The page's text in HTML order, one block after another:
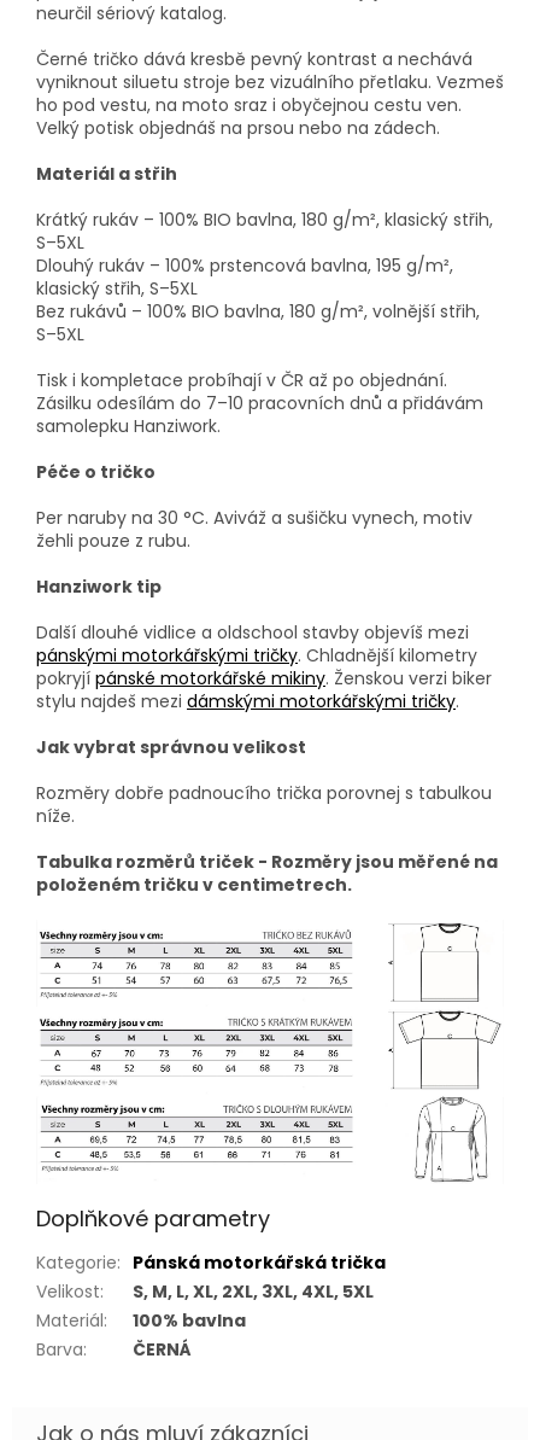
neurčil sériový katalog.
Černé tričko dává kresbě pevný kontrast a nechává
vyniknout siluetu stroje bez vizuálního přetlaku. Vezmeš
ho pod vestu, na moto sraz i obyčejnou cestu ven.
Velký potisk objednáš na prsou nebo na zádech.
Materiál a střih
Krátký rukáv – 100% BIO bavlna, 180 g/m², klasický střih,
S–5XL
Dlouhý rukáv – 100% prstencová bavlna, 195 g/m²,
klasický střih, S–5XL
Bez rukávů – 100% BIO bavlna, 180 g/m², volnější střih,
S–5XL
Tisk i kompletace probíhají v ČR až po objednání.
Zásilku odesílám do 7–10 pracovních dnů a přidávám
samolepku Hanziwork.
Péče o tričko
Per naruby na 30 °C. Aviváž a sušičku vynech, motiv
žehli pouze z rubu.
Hanziwork tip
Další dlouhé vidlice a oldschool stavby objevíš mezi
pánskými motorkářskými tričky. Chladnější kilometry
pokryjí pánské motorkářské mikiny. Ženskou verzi biker
stylu najdeš mezi dámskými motorkářskými tričky.
Jak vybrat správnou velikost
Rozměry dobře padnoucího trička porovnej s tabulkou
níže.
Tabulka rozměrů triček - Rozměry jsou měřené na
položeném tričku v centimetrech.
Doplňkové parametry
Kategorie: Pánská motorkářská trička
Velikost:
S, M, L, XL, 2XL, 3XL, 4XL, 5XL
Materiál:
100% bavlna
Barva: ČERNÁ